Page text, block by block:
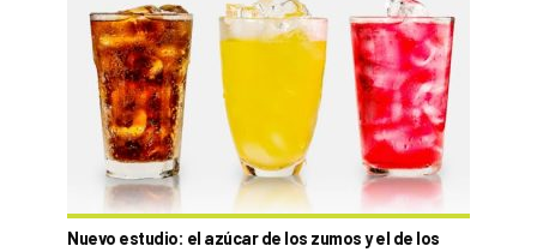
Nuevo estudio: el azúcar de los zumos y el de los